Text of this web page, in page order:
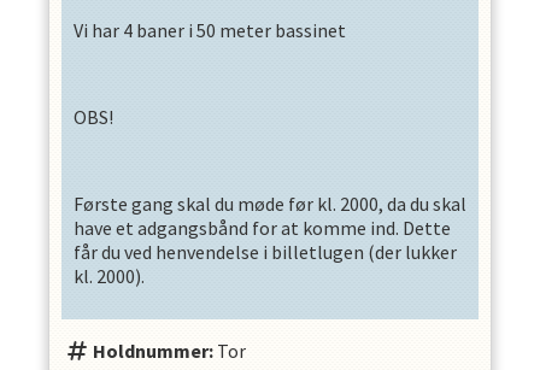
Vi har 4 baner i 50 meter bassinet
OBS!
Første gang skal du møde før kl. 2000, da du skal
have et adgangsbånd for at komme ind. Dette
får du ved henvendelse i billetlugen (der lukker
kl. 2000).
Holdnummer: Tor